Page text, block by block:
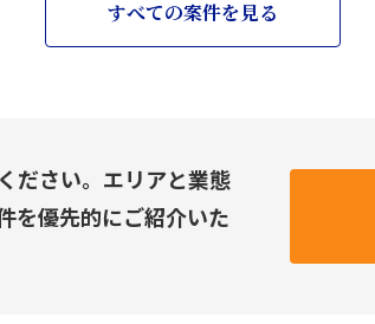
すべての案件を見る
ださい。エリアと業態
を優先的にご紹介いた